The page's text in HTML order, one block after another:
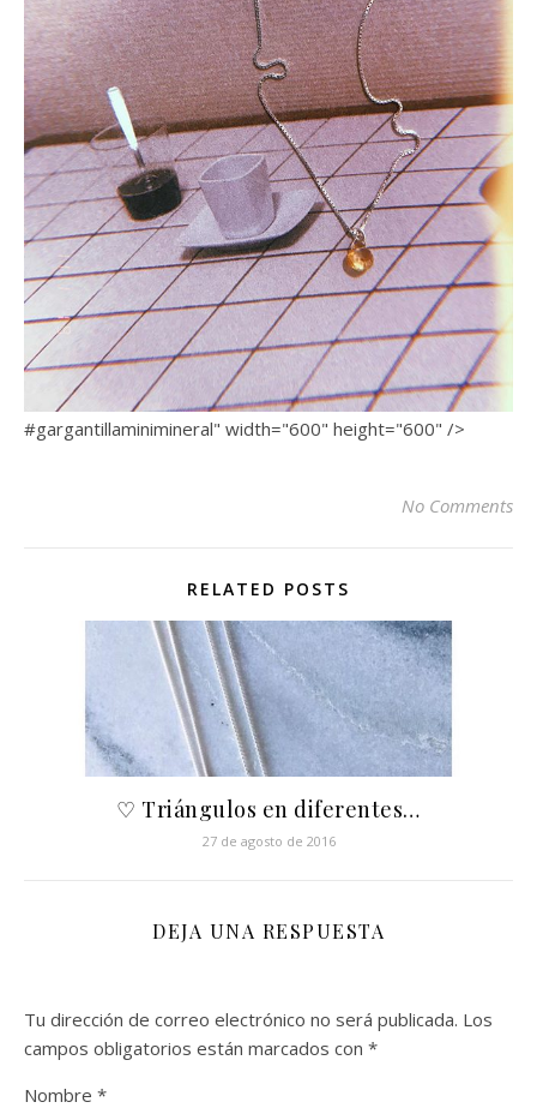
#gargantillaminimineral" width="600" height="600" />
No Comments
RELATED POSTS
♡ Triángulos en diferentes…
27 de agosto de 2016
DEJA UNA RESPUESTA
Tu dirección de correo electrónico no será publicada. Los
campos obligatorios están marcados con *
Nombre *